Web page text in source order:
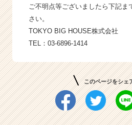
ご不明点等ございましたら下記ま
さい。
TOKYO BIG HOUSE株式会社
TEL：03-6896-1414
このページをシェ